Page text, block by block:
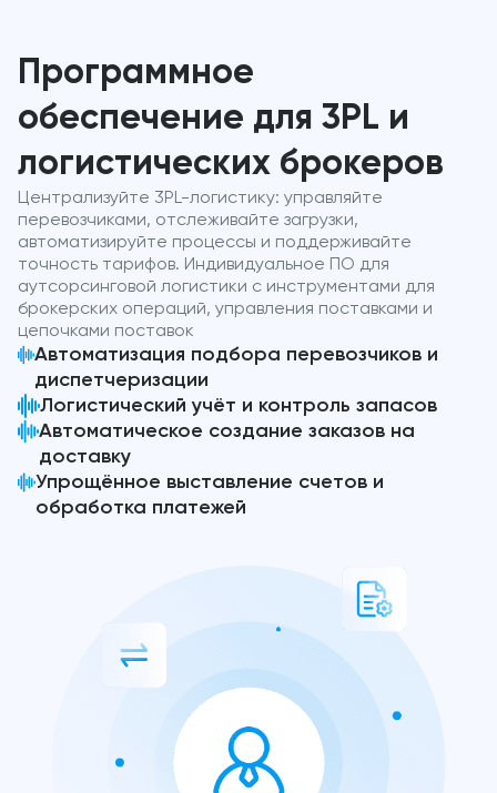
Программное
обеспечение для 3PL и
логистических брокеров
Централизуйте 3PL-логистику: управляйте
перевозчиками, отслеживайте загрузки,
автоматизируйте процессы и поддерживайте
точность тарифов. Индивидуальное ПО для
аутсорсинговой логистики с инструментами для
брокерских операций, управления поставками и
цепочками поставок
Автоматизация подбора перевозчиков и
диспетчеризации
Логистический учёт и контроль запасов
Автоматическое создание заказов на
доставку
Упрощённое выставление счетов и
обработка платежей